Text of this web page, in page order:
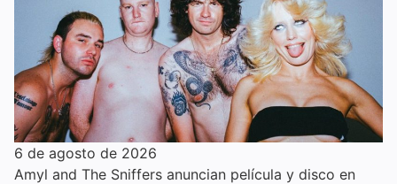
6 de agosto de 2026
Amyl and The Sniffers anuncian película y disco en